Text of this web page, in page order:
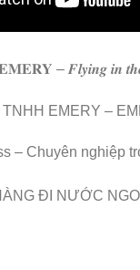
– 𝑭𝒍𝒚𝒊𝒏𝒈 𝒊𝒏 𝒕𝒉𝒆
EMERY –
– Chuyên nghiệp
ĐI NƯỚC